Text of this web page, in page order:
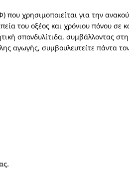
που χρησιμοποιείται για την
του οξέος και χρόνιου πόνου σε
σπονδυλίτιδα, συμβάλλοντας
αγωγής, συμβουλευτείτε πάντα